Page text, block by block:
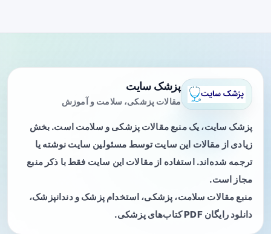
پزشک سایت
مقالات پزشکی، سلامت و آموزش
پزشک سایت، یک منبع مقالات پزشکی و سلامت است. بخش
زیادی از مقالات این سایت توسط مسئولین سایت نوشته یا
ترجمه شده‌اند. استفاده از مقالات این سایت فقط با ذکر منبع
مجاز است.
منبع مقالات سلامت، پزشکی، استخدام پزشک و دندانپزشک،
دانلود رایگان PDF کتاب‌های پزشکی.